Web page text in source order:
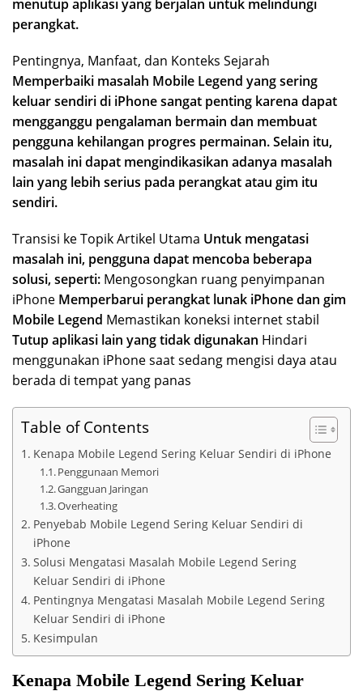
menutup aplikasi yang berjalan untuk melindungi
perangkat.
Pentingnya, Manfaat, dan Konteks Sejarah
Memperbaiki masalah Mobile Legend yang sering
keluar sendiri di iPhone sangat penting karena dapat
mengganggu pengalaman bermain dan membuat
pengguna kehilangan progres permainan. Selain itu,
masalah ini dapat mengindikasikan adanya masalah
lain yang lebih serius pada perangkat atau gim itu
sendiri.
Transisi ke Topik Artikel Utama Untuk mengatasi
masalah ini, pengguna dapat mencoba beberapa
solusi, seperti: Mengosongkan ruang penyimpanan
iPhone Memperbarui perangkat lunak iPhone dan gim
Mobile Legend Memastikan koneksi internet stabil
Tutup aplikasi lain yang tidak digunakan Hindari
menggunakan iPhone saat sedang mengisi daya atau
berada di tempat yang panas
Table of Contents
Kenapa Mobile Legend Sering Keluar Sendiri di iPhone
Penggunaan Memori
Gangguan Jaringan
Overheating
Penyebab Mobile Legend Sering Keluar Sendiri di
iPhone
Solusi Mengatasi Masalah Mobile Legend Sering
Keluar Sendiri di iPhone
Pentingnya Mengatasi Masalah Mobile Legend Sering
Keluar Sendiri di iPhone
Kesimpulan
Kenapa Mobile Legend Sering Keluar